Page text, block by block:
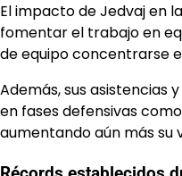
El impacto de Jedvaj en
fomentar el trabajo en
de equipo concentrarse
Además, sus asistencias
en fases defensivas
aumentando aún más su